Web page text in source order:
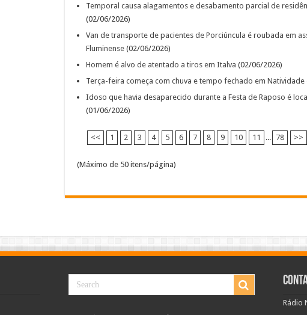
Temporal causa alagamentos e desabamento parcial de
(02/06/2026)
Van de transporte de pacientes de Porciúncula é roubada em
Fluminense(02/06/2026)
Homem é alvo de atentado a tiros em Italva (02/06/2026)
Terça-feira começa com chuva e tempo fechado em Natividade
Idoso que havia desaparecido durante a Festa de Raposo é
(01/06/2026)
<< 1 2 3 4 5 6 7 8 9 10 11 ... 78 >>
(Máximo de 50 itens/página)
Rádio